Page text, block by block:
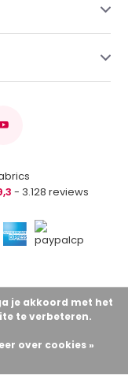
- 3.128 reviews
je akkoord met het
te verbeteren.
over cookies »